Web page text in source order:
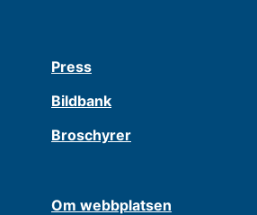
Press
Bildbank
Broschyrer
Om webbplatsen